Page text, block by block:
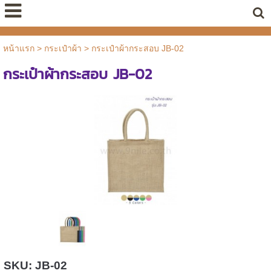
หน้าแรก> กระเป๋าผ้า > กระเป๋าผ้ากระสอบ JB-02
กระเป๋าผ้ากระสอบ JB-02
SKU: JB-02